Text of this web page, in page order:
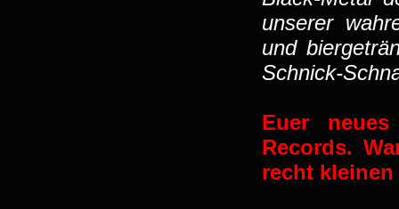
unserer
und
Schnick-
Euer
Records.
recht kleinen